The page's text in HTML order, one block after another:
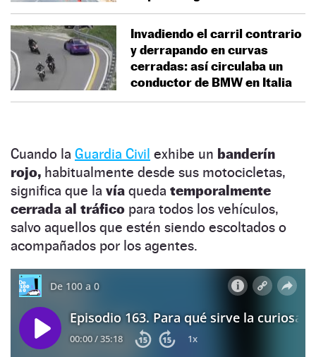
Invadiendo el carril contrario
y derrapando en curvas
cerradas: así circulaba un
conductor de BMW en Italia
Cuando la Guardia Civil exhibe un banderín
rojo, habitualmente desde sus motocicletas,
significa que la vía queda temporalmente
cerrada al tráfico para todos los vehículos,
salvo aquellos que estén siendo escoltados o
acompañados por los agentes.